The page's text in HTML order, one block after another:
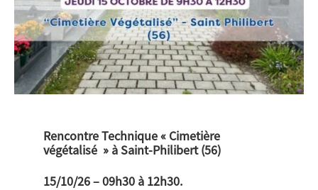
Rencontre Technique « Cimetière
végétalisé » à Saint-Philibert (56)
15/10/26 – 09h30 à 12h30.